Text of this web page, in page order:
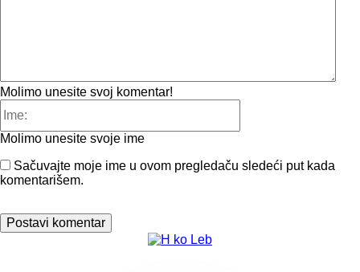
Molimo unesite svoj komentar!
Molimo unesite svoje ime
Sačuvajte moje ime u ovom pregledaču sledeći put kada
komentarišem.